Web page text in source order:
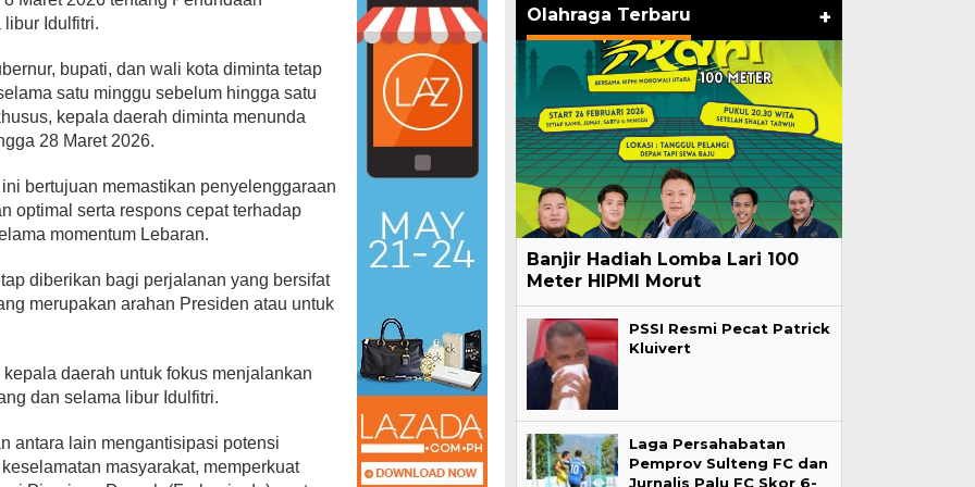
Idulfitri.
bupati, dan wali kota diminta tetap
satu minggu sebelum hingga satu
kepala daerah diminta menunda
28 Maret 2026.
bertujuan memastikan penyelenggaraan
optimal serta respons cepat terhadap
momentum Lebaran.
diberikan bagi perjalanan yang bersifat
merupakan arahan Presiden atau untuk
daerah untuk fokus menjalankan
dan selama libur Idulfitri.
antara lain mengantisipasi potensi
masyarakat, memperkuat
Olahraga Terbaru +
Banjir Hadiah Lomba Lari 100
Meter HIPMI Morut
PSSI Resmi Pecat Patrick
Kluivert
Laga Persahabatan
Pemprov Sulteng FC dan
Jurnalis Palu FC Skor 6-